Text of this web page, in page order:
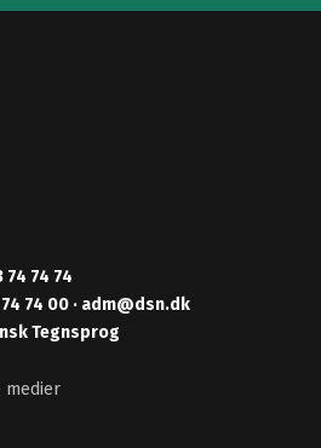
74 74 74
74 00 · adm@dsn.dk
Tegnsprog
medier